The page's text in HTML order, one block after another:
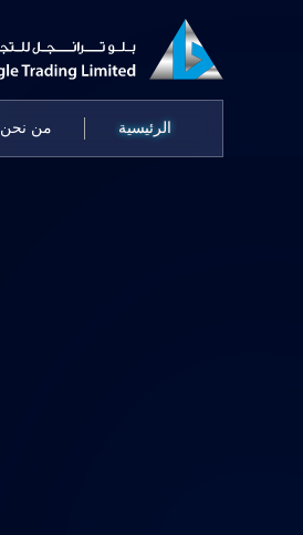
الرئيسية من نحن